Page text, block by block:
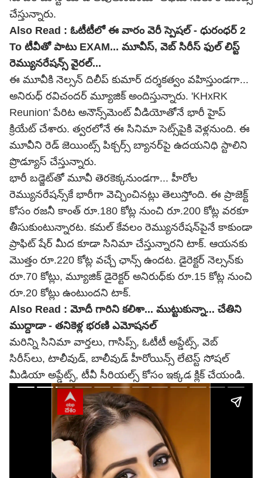
చేస్తున్నారు.
Also Read : ఓటీటీలో ఈ వారం వెరీ స్పెషల్ - ధురంధర్ 2
To టీవీతో పాటు EXAM... మూవీస్, వెబ్ సిరీస్ ఫుల్ లిస్ట్
రెమ్యునరేషన్స్ వైరల్...
ఈ మూవీకి నెల్సన్ దిలీప్ కుమార్ దర్శకత్వం వహిస్తుండగా...
అనిరుధ్ రవిచందర్ మ్యూజిక్ అందిస్తున్నారు. 'KHxRK
Reunion' పేరిట అనౌన్స్‌మెంట్ వీడియోతోనే భారీ హైప్
క్రియేట్ చేశారు. త్వరలోనే ఈ సినిమా సెట్స్‌పైకి వెళ్లనుంది. ఈ
మూవీని రెడ్ జెయింట్స్ పిక్చర్స్ బ్యానర్‌పై ఉదయనిధి స్టాలిని
ప్రొడ్యూస్ చేస్తున్నారు.
భారీ బడ్జెట్‌తో మూవీ తెరకెక్కనుండగా... హీరోల
రెమ్యునరేషన్స్‌కే భారీగా వెచ్చించినట్లు తెలుస్తోంది. ఈ ప్రాజెక్ట్
కోసం రజనీ కాంత్ రూ.180 కోట్ల నుంచి రూ.200 కోట్ల వరకూ
తీసుకుంటున్నారట. కమల్ కేవలం రెమ్యునరేషన్‌పైనే కాకుండా
ప్రాఫిట్ షేర్ మీద కూడా సినిమా చేస్తున్నారని టాక్. ఆయనకు
మొత్తం రూ.220 కోట్ల వచ్చే ఛాన్స్ ఉందట. డైరెక్టర్ నెల్సన్‌కు
రూ.70 కోట్లు, మ్యూజిక్ డైరెక్టర్ అనిరుధ్‌కు రూ.15 కోట్ల నుంచి
రూ.20 కోట్లు ఉంటుందని టాక్.
Also Read : మోదీ గారిని కలిశా... ముట్టుకున్నా... చేతిని
ముద్దాడా - తనికెళ్ల భరణి ఎమోషనల్
మరిన్ని సినిమా వార్తలు, గాసిప్స్, ఓటీటీ అప్డేట్స్, వెబ్
సిరీస్‌లు, టాలీవుడ్, బాలీవుడ్ హీరోయిన్స్ లేటెస్ట్ సోషల్
మీడియా అప్డేట్స్, టీవీ సీరియల్స్ కోసం ఇక్కడ క్లిక్ చేయండి.